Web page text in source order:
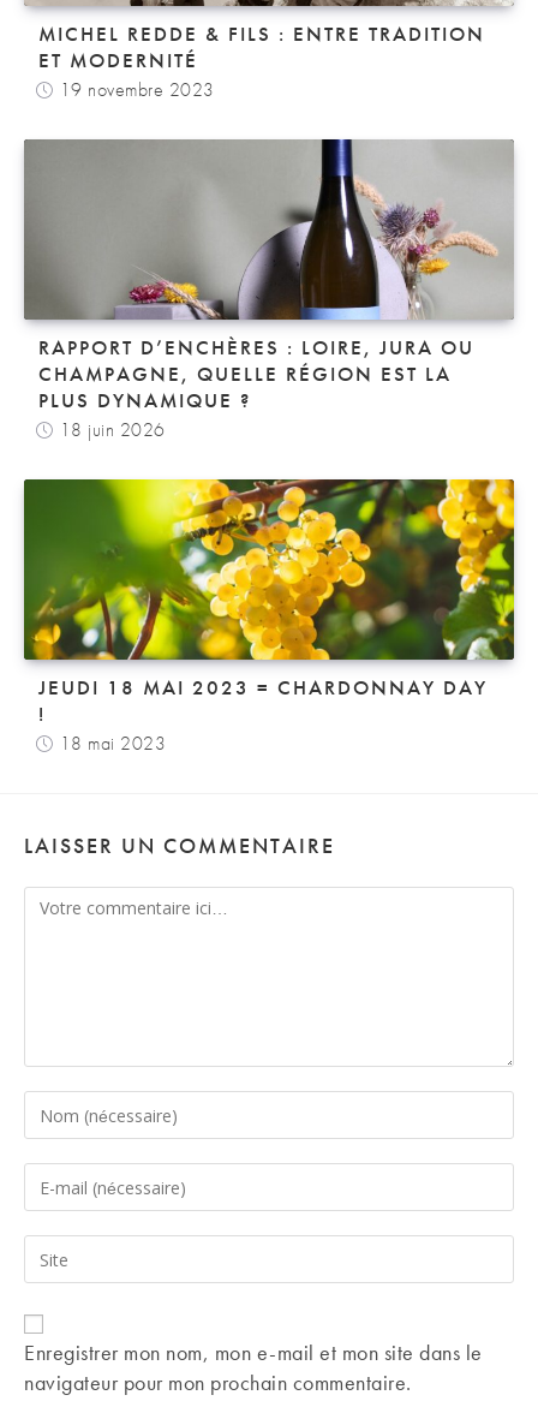
MICHEL REDDE & FILS : ENTRE TRADITION
ET MODERNITÉ
19 novembre 2023
RAPPORT D’ENCHÈRES : LOIRE, JURA OU
CHAMPAGNE, QUELLE RÉGION EST LA
PLUS DYNAMIQUE ?
18 juin 2026
JEUDI 18 MAI 2023 = CHARDONNAY DAY
!
18 mai 2023
LAISSER UN COMMENTAIRE
Comment
Enter
your
name
comment
Enter
your
email
address
comment
Saisir
l’URL
de
votre
(facultatif)
Enregistrer mon nom, mon e-mail et mon site dans le
navigateur pour mon prochain commentaire.